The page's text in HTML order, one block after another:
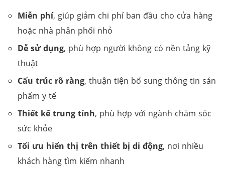
Miễn phí, giúp giảm chi phí ban đầu cho cửa hàng
hoặc nhà phân phối nhỏ
Dễ sử dụng, phù hợp người không có nền tảng kỹ
thuật
Cấu trúc rõ ràng, thuận tiện bổ sung thông tin sản
phẩm y tế
Thiết kế trung tính, phù hợp với ngành chăm sóc
sức khỏe
Tối ưu hiển thị trên thiết bị di động, nơi nhiều
khách hàng tìm kiếm nhanh